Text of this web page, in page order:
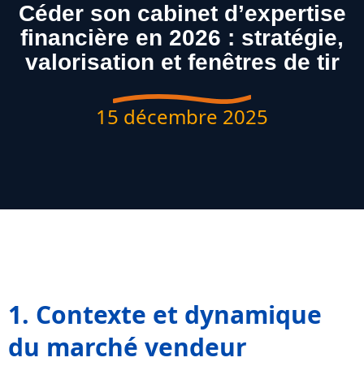
Céder son cabinet d’expertise
financière en 2026 : stratégie,
valorisation et fenêtres de tir
15 décembre 2025
1. Contexte et dynamique
du marché vendeur